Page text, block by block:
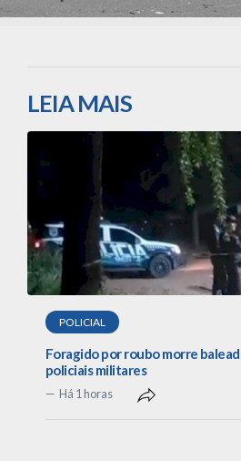
LEIA MAIS
POLICIAL
Foragido por roubo morre
policiais militares
Há 1 horas